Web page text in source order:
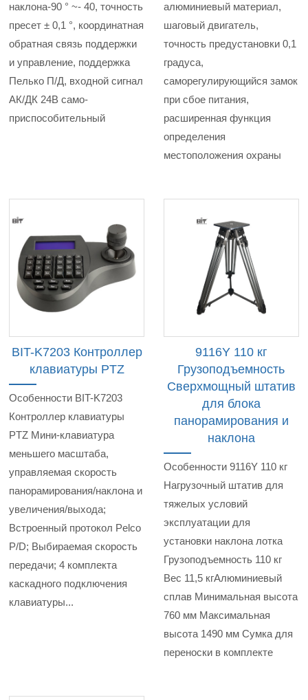
наклона-90 ° ~- 40, точность
пресет ± 0,1 °, координатная
обратная связь поддержки
и управление, поддержка
Пелько П/Д, входной сигнал
АК/ДК 24В само-
приспособительный
алюминиевый материал,
шаговый двигатель,
точность предустановки 0,1
градуса,
саморегулирующийся замок
при сбое питания,
расширенная функция
определения
местоположения охраны
BIT-K7203 Контроллер
клавиатуры PTZ
Особенности BIT-K7203
Контроллер клавиатуры
PTZ Мини-клавиатура
меньшего масштаба,
управляемая скорость
панорамирования/наклона и
увеличения/выхода;
Встроенный протокол Pelco
P/D; Выбираемая скорость
передачи; 4 комплекта
каскадного подключения
клавиатуры...
9116Y 110 кг
Грузоподъемность
Сверхмощный штатив
для блока
панорамирования и
наклона
Особенности 9116Y 110 кг
Нагрузочный штатив для
тяжелых условий
эксплуатации для
установки наклона лотка
Грузоподъемность 110 кг
Вес 11,5 кгАлюминиевый
сплав Минимальная высота
760 мм Максимальная
высота 1490 мм Сумка для
переноски в комплекте